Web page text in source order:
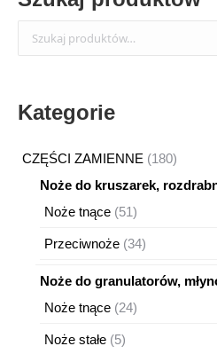
Kategorie
CZĘŚCI ZAMIENNE 180180
Noże do kruszarek,
Noże tnące 5151
Przeciwnoże 3434
Noże do granulatorów,
Noże tnące 2424
Noże stałe 55